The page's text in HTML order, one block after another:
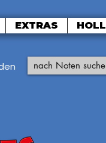
EXTRAS HOLL